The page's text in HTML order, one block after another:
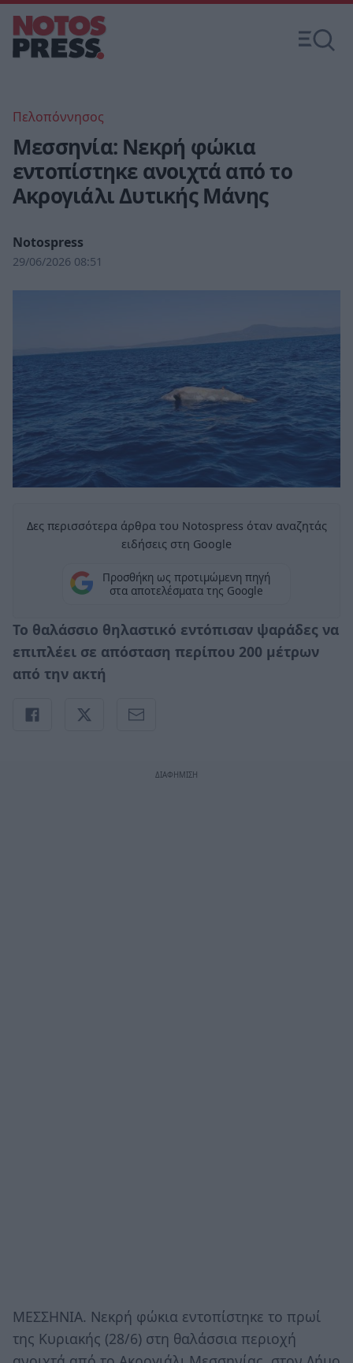
Πελοπόννησος
Μεσσηνία: Νεκρή φώκια
εντοπίστηκε ανοιχτά από το
Ακρογιάλι Δυτικής Μάνης
Notospress
29/06/2026 08:51
Δες περισσότερα άρθρα του Notospress όταν αναζητάς
ειδήσεις στη Google
Προσθήκη ως προτιμώμενη πηγή
στα αποτελέσματα της Google
Το θαλάσσιο θηλαστικό εντόπισαν ψαράδες να
επιπλέει σε απόσταση περίπου 200 μέτρων
από την ακτή
ΜΕΣΣΗΝΙΑ. Νεκρή φώκια εντοπίστηκε το πρωί
της Κυριακής (28/6) στη θαλάσσια περιοχή